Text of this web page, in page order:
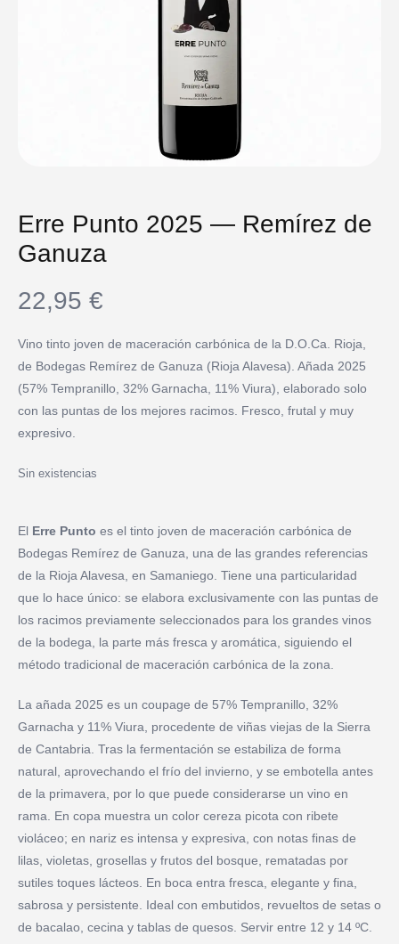
Erre Punto 2025 — Remírez de
Ganuza
22,95 €
Vino tinto joven de maceración carbónica de la D.O.Ca. Rioja,
de Bodegas Remírez de Ganuza (Rioja Alavesa). Añada 2025
(57% Tempranillo, 32% Garnacha, 11% Viura), elaborado solo
con las puntas de los mejores racimos. Fresco, frutal y muy
expresivo.
Sin existencias
El Erre Punto es el tinto joven de maceración carbónica de
Bodegas Remírez de Ganuza, una de las grandes referencias
de la Rioja Alavesa, en Samaniego. Tiene una particularidad
que lo hace único: se elabora exclusivamente con las puntas de
los racimos previamente seleccionados para los grandes vinos
de la bodega, la parte más fresca y aromática, siguiendo el
método tradicional de maceración carbónica de la zona.
La añada 2025 es un coupage de 57% Tempranillo, 32%
Garnacha y 11% Viura, procedente de viñas viejas de la Sierra
de Cantabria. Tras la fermentación se estabiliza de forma
natural, aprovechando el frío del invierno, y se embotella antes
de la primavera, por lo que puede considerarse un vino en
rama. En copa muestra un color cereza picota con ribete
violáceo; en nariz es intensa y expresiva, con notas finas de
lilas, violetas, grosellas y frutos del bosque, rematadas por
sutiles toques lácteos. En boca entra fresca, elegante y fina,
sabrosa y persistente. Ideal con embutidos, revueltos de setas o
de bacalao, cecina y tablas de quesos. Servir entre 12 y 14 ºC.